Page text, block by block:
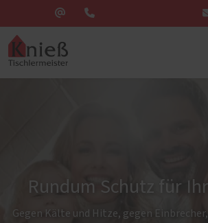
Rundum Schutz für
Gegen Kälte und Hitze, gegen